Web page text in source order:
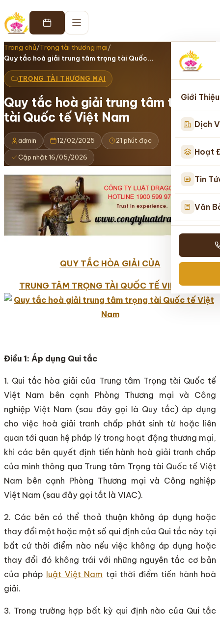
Giới Thiệu
Dịch
Hoạt
Tin
Văn
Trang chủ/Trọng tài thương mại/
Quy tắc hoà giải trung tâm trọng tài Quốc…
TRỌNG TÀI THƯƠNG MẠI
Quy tắc hoà giải trung tâm trọng
tài Quốc tế Việt Nam
admin 12/02/2025 21 phút đọc
Cập nhật 16/05/2026
QUY TẮC HÒA GIẢI CỦA
TRUNG TÂM TRỌNG TÀI QUỐC TẾ VIỆTNAM
Điều 1: Áp dụng Qui tắc
1. Qui tắc hòa giải của Trung tâm Trọng tài Quốc tế
Việt Nam bên cạnh Phòng Thương mại và Công
nghiệp Việt Nam (sau đây gọi là Quy tắc) áp dụng
cho việc hoà giải tranh chấp phát sinh từ hoặc liên
quan tới quan hệ pháp lý trong hoạt động thương mại,
khi các bên quyết định tiến hành hoà giải tranh chấp
của mình thông qua Trung tâm Trọng tài Quốc tế Việt
Nam bên cạnh Phòng Thương mại và Công nghiệp
Việt Nam (sau đây gọi tắt là VIAC).
2. Các bên có thể thoả thuận không áp dụng hoặc
thay đổi một hoặc một số qui định của Qui tắc này tại
bất cứ thời điểm nào nếu việc không áp dụng hoặc
thay đổi đó không trái với những nguyên tắc cơ bản
của pháp luật Việt Nam tại thời điểm tiến hành hoà
giải.
3. Trong trường hợp bất kỳ qui định nào của Qui tắc